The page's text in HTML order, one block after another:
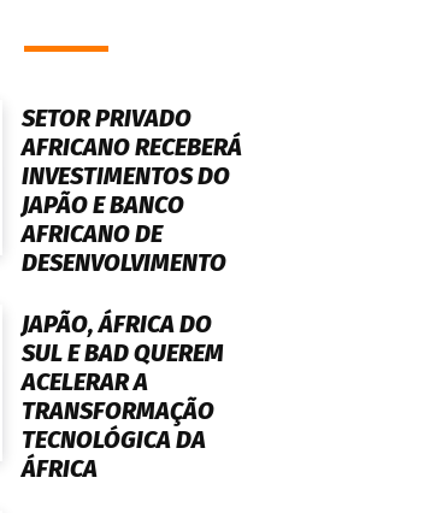
SETOR PRIVADO
AFRICANO RECEBERÁ
INVESTIMENTOS DO
JAPÃO E BANCO
AFRICANO DE
DESENVOLVIMENTO
JAPÃO, ÁFRICA DO
SUL E BAD QUEREM
ACELERAR A
TRANSFORMAÇÃO
TECNOLÓGICA DA
ÁFRICA